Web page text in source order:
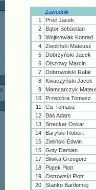
Zawodnik
1
Proć Jacek
2
Bątor Sebastian
3
Wojtkowiak Konrad
4
Zwoliński Mateusz
5
Dobrzyński Jacek
6
Olszowy Marcin
7
Dobrowolski Rafał
8
Kwaczyński Jacek
9
Mamcarczyk
10
Przepióra Tomasz
11
Cis Tomasz
12
Baś Adam
13
Strecker Oskar
14
Barylski Robert
15
Zieliński Edwin
16
Goły Damian
17
Śliwka Grzegorz
18
Piątek Piotr
19
Ostrowski Piotr
20
Stanko Bartłomiej